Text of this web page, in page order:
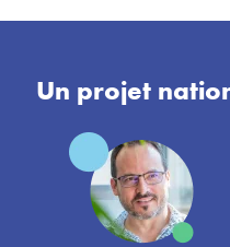
Un projet